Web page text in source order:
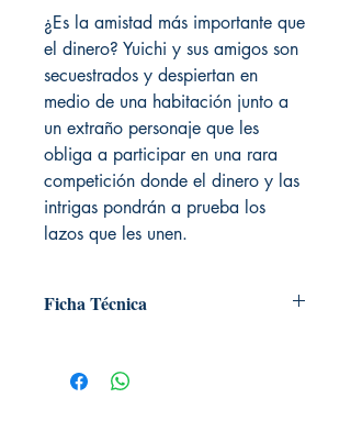
¿Es la amistad más importante que
el dinero? Yuichi y sus amigos son
secuestrados y despiertan en
medio de una habitación junto a
un extraño personaje que les
obliga a participar en una rara
competición donde el dinero y las
intrigas pondrán a prueba los
lazos que les unen.
Ficha Técnica
Editorial: MILKY WAY
Idioma: Castellano